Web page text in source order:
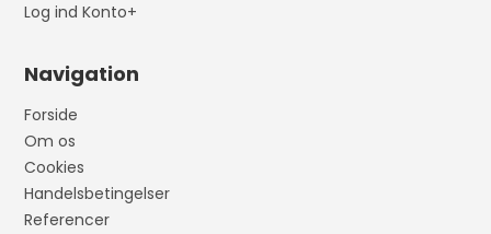
Log ind Konto+
Navigation
Forside
Om os
Cookies
Handelsbetingelser
Referencer